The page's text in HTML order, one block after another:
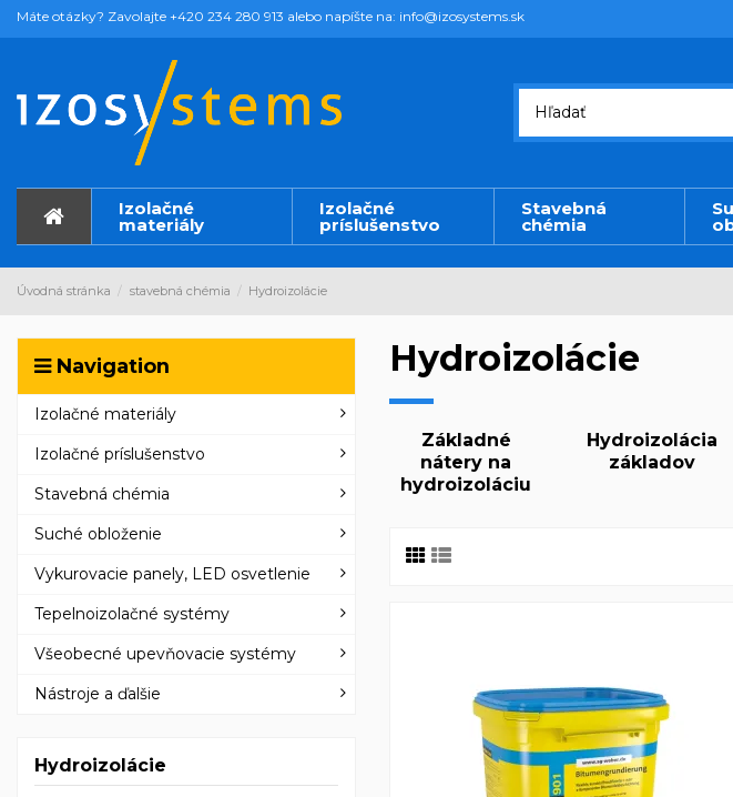
Máte otázky? Zavolajte +420 234 280 913 alebo napíšte na: info@izosystems.sk
Izolačné
materiály
Izolačné
príslušenstvo
Stavebná
chémia
Úvodná stránka stavebná chémia Hydroizolácie
Hydroizolácie
Základné
nátery na
hydroizoláciu
Hydroizolácia
základov
Navigation
Izolačné materiály
Izolačné príslušenstvo
Stavebná chémia
Suché obloženie
Vykurovacie panely, LED osvetlenie
Tepelnoizolačné systémy
Všeobecné upevňovacie systémy
Nástroje a ďalšie
Hydroizolácie